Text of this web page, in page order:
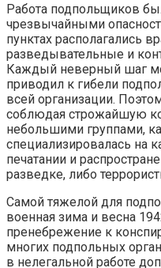
Работа подпольщиков
чрезвычайными
пунктах располагались
разведывательные и
Каждый неверный шаг
приводил к гибели
всей организации.
соблюдая строжайшую
небольшими группами,
специализировалась на
печатании и
разведке, либо
Самой тяжелой для
военная зима и весна
пренебрежение к
многих подпольных
в нелегальной работе